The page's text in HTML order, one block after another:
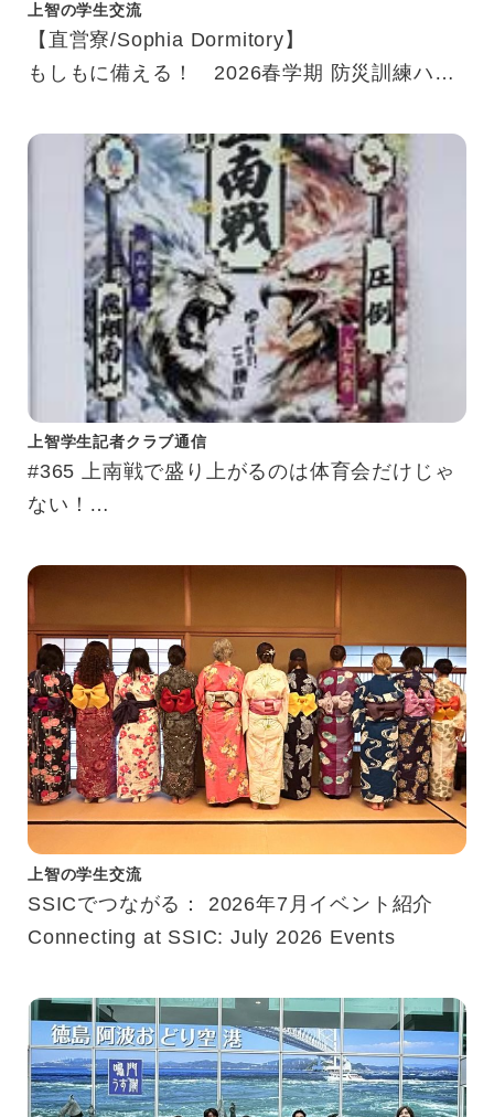
上智の学生交流
【直営寮/Sophia Dormitory】
もしもに備える！ 2026春学期 防災訓練ハイ
Ready for Emergencies! 2026 Spring Fire
Drill Highlights
上智学生記者クラブ通信
#365 上南戦で盛り上がるのは体育会だけじゃ
ない！
上智の学生交流
SSICでつながる： 2026年7月イベント紹介
Connecting at SSIC: July 2026 Events